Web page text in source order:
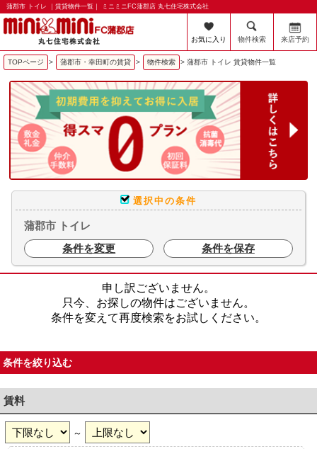
蒲郡市 トイレ ｜賃貸物件一覧｜ ミニミニFC蒲郡店 丸七住宅株式会社
お気に入り 物件検索 来店予約
TOPページ > 蒲郡市・幸田町の賃貸 > 物件検索 > 蒲郡市 トイレ 賃貸物件一覧
選択中の条件
蒲郡市 トイレ
条件を変更
条件を保存
申し訳ございません。
只今、お探しの物件はございません。
条件を変えて再度検索をお試しください。
条件を絞り込む
賃料
～